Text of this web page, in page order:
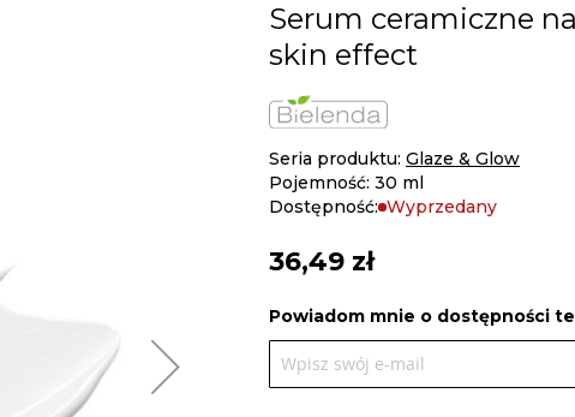
Serum ceramiczne
skin effect
Seria produktu: Glaze & Glow
Pojemność: 30 ml
Dostępność: Wyprzedany
36,49 zł
Powiadom mnie o dostępności